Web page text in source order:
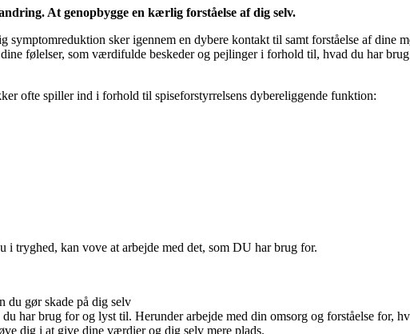
At genopbygge en kærlig forståelse af dig selv.
symptomreduktion sker igennem en dybere kontakt til samt forståelse af dine
følelser, som værdifulde beskeder og pejlinger i forhold til, hvad du har
ofte spiller ind i forhold til spiseforstyrrelsens dybereliggende funktion:
i tryghed, kan vove at arbejde med det, som DU har brug for.
du gør skade på dig selv
har brug for og lyst til. Herunder arbejde med din omsorg og forståelse for,
dig i at give dine værdier og dig selv mere plads.